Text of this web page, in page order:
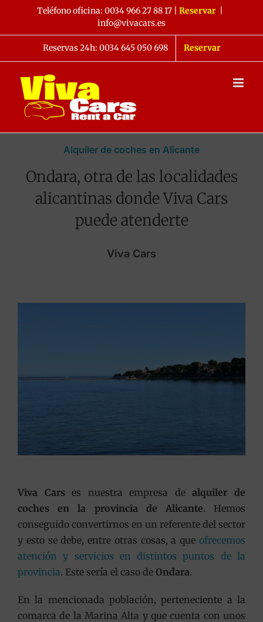
contenido
Teléfono oficina: 0034 966 27 88 17| Reservar
info@vivacars.es
Reservas 24h: 0034 645 050 698 Reservar
Alquiler de coches en Alicante
Ondara, otra de las localidades
alicantinas donde Viva Cars
puede atenderte
Viva Cars
Viva Carses nuestra empresa dealquiler de
coches en la provincia de Alicante. Hemos
conseguido convertirnos en un referente del sector
y esto se debe, entre otras cosas, a queofrecemos
atención y servicios en distintos puntos de la
provincia. Este sería el caso de Ondara.
En la mencionada población, perteneciente a la
comarca de la Marina Alta y que cuenta con unos